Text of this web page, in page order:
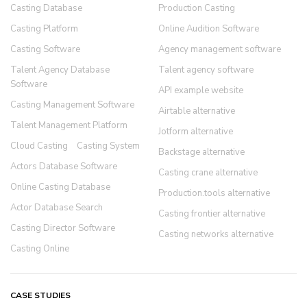
Casting Database
Casting Platform
Casting Software
Talent Agency Database
Software
Casting Management Software
Talent Management Platform
Cloud Casting
Casting System
Actors Database Software
Online Casting Database
Actor Database Search
Casting Director Software
Casting Online
Production Casting
Online Audition Software
Agency management software
Talent agency software
API example website
Airtable alternative
Jotform alternative
Backstage alternative
Casting crane alternative
Production.tools alternative
Casting frontier alternative
Casting networks alternative
CASE STUDIES